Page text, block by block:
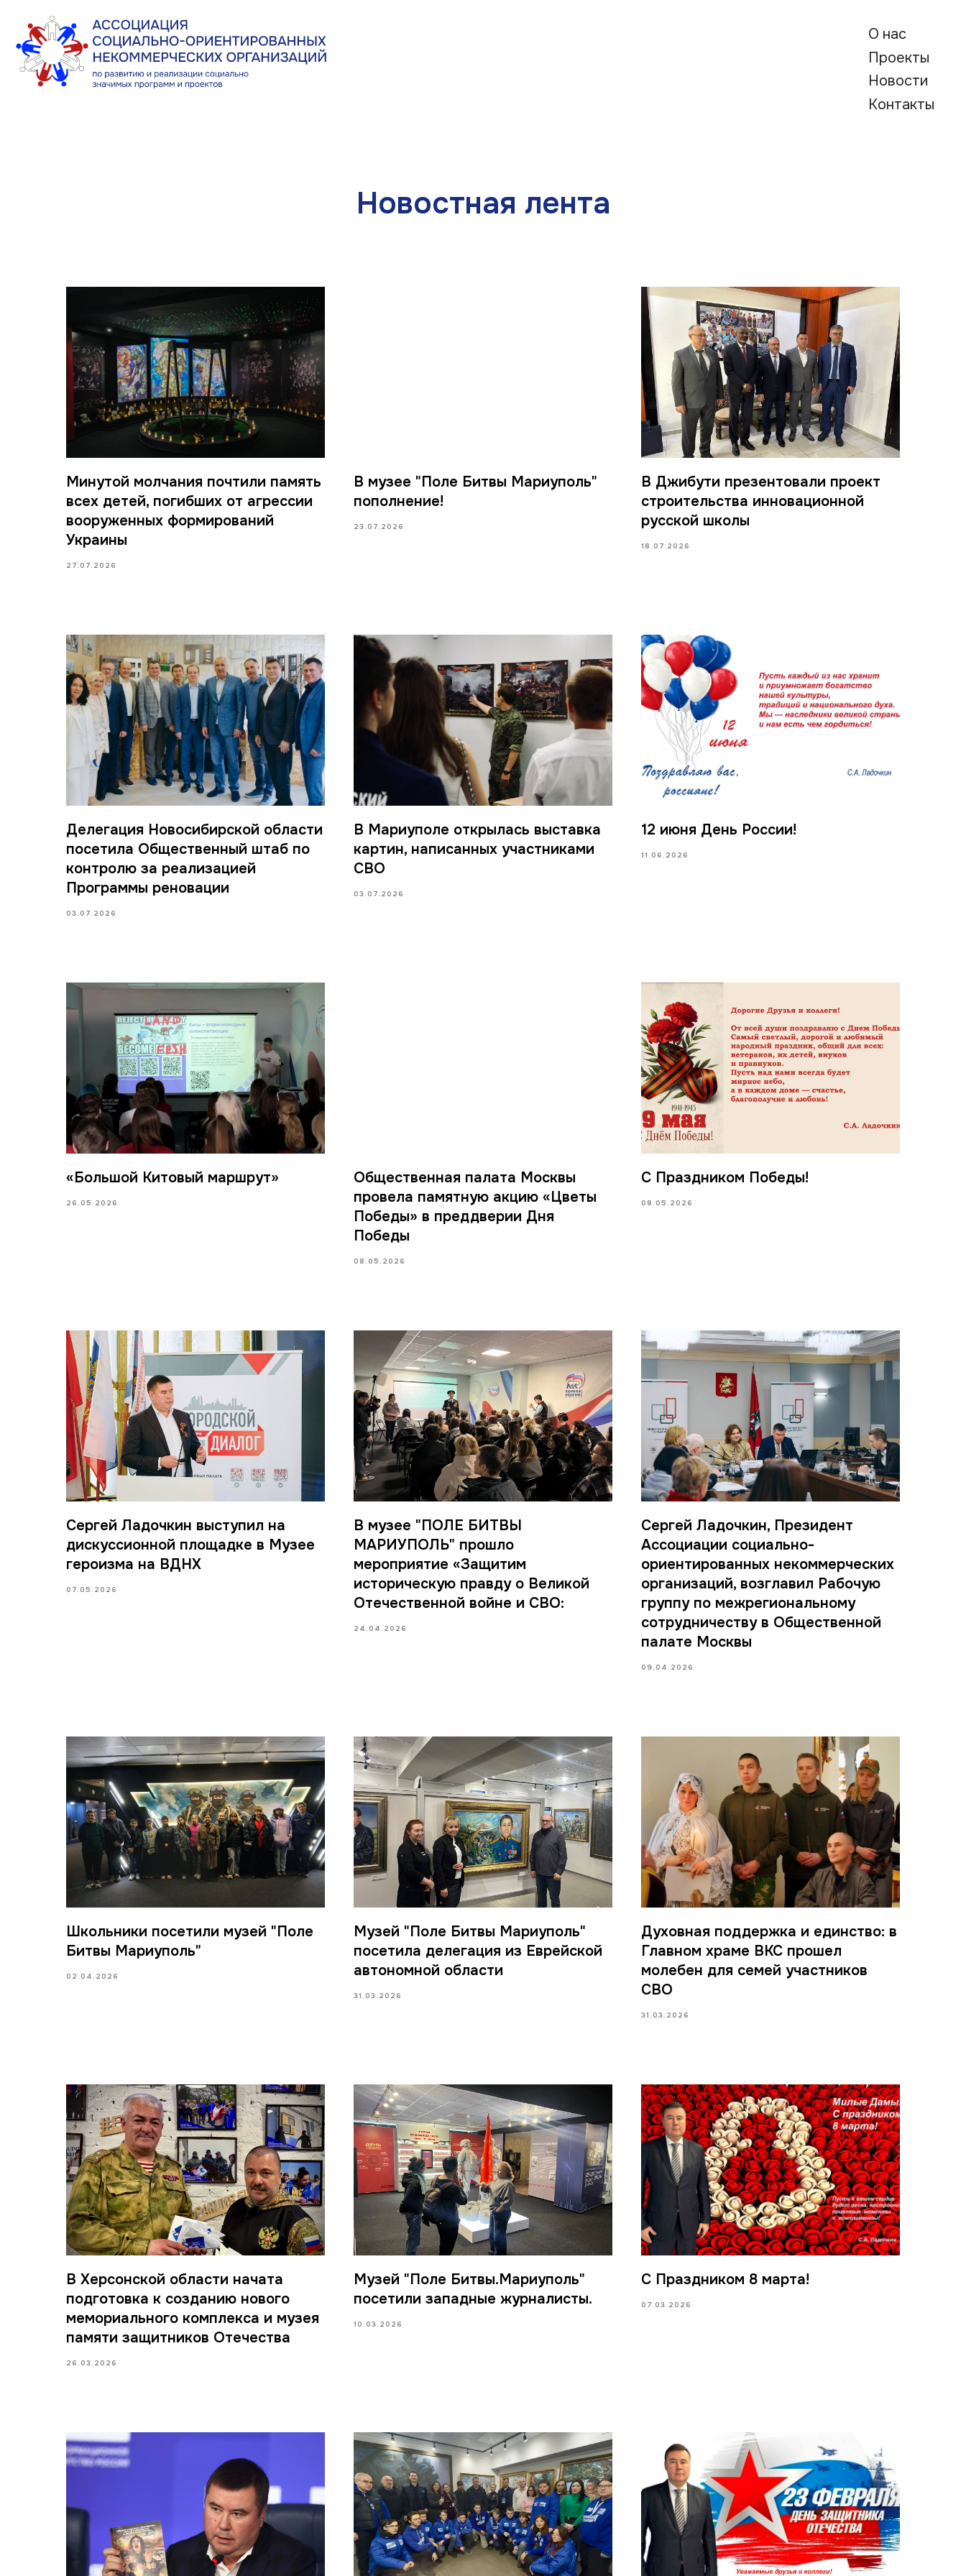
Новостная лента
Минутой молчания почтили память
всех детей, погибших от агрессии
вооруженных формирований
Украины
27.07.2026
В музее "Поле Битвы Мариуполь"
пополнение!
23.07.2026
В Джибути презентовали проект
строительства инновационной
русской школы
18.07.2026
Делегация Новосибирской области
посетила Общественный штаб по
контролю за реализацией
Программы реновации
03.07.2026
В Мариуполе открылась выставка
картин, написанных участниками
СВО
03.07.2026
12 июня День России!
11.06.2026
«Большой Китовый маршрут»
26.05.2026
Общественная палата Москвы
провела памятную акцию «Цветы
Победы» в преддверии Дня
Победы
08.05.2026
С Праздником Победы!
08.05.2026
Сергей Ладочкин выступил на
дискуссионной площадке в Музее
героизма на ВДНХ
07.05.2026
В музее "ПОЛЕ БИТВЫ
МАРИУПОЛЬ" прошло
мероприятие «Защитим
историческую правду о Великой
Отечественной войне и СВО:
24.04.2026
Сергей Ладочкин, Президент
Ассоциации социально-
ориентированных некоммерческих
организаций, возглавил Рабочую
группу по межрегиональному
сотрудничеству в Общественной
палате Москвы
09.04.2026
Школьники посетили музей "Поле
Битвы Мариуполь"
02.04.2026
Музей "Поле Битвы Мариуполь"
посетила делегация из Еврейской
автономной области
31.03.2026
Духовная поддержка и единство: в
Главном храме ВКС прошел
молебен для семей участников
СВО
31.03.2026
В Херсонской области начата
подготовка к созданию нового
мемориального комплекса и музея
памяти защитников Отечества
26.03.2026
Музей "Поле Битвы.Мариуполь"
посетили западные журналисты.
10.03.2026
С Праздником 8 марта!
07.03.2026